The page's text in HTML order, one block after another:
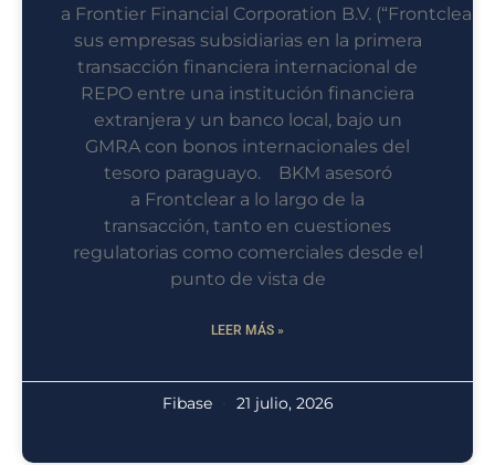
a Frontier Financial Corporation B.V. (“Frontclear”)
sus empresas subsidiarias en la primera
transacción financiera internacional de
REPO entre una institución financiera
extranjera y un banco local, bajo un
GMRA con bonos internacionales del
tesoro paraguayo. BKM asesoró
a Frontclear a lo largo de la
transacción, tanto en cuestiones
regulatorias como comerciales desde el
punto de vista de
LEER MÁS »
Fibase 21 julio, 2026